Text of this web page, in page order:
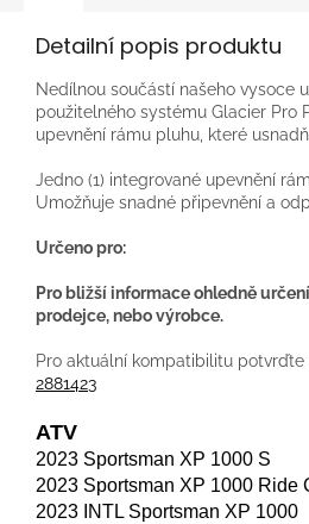
Detailní popis produktu
Nedílnou součástí našeho vysoce
použitelného systému Glacier Pro
upevnění rámu pluhu, které
Jedno (1) integrované upevnění
Umožňuje snadné připevnění a
Určeno pro:
Pro bližší informace ohledně
prodejce, nebo výrobce.
Pro aktuální kompatibilitu
2881423
ATV
2023 Sportsman XP 1000 S
2023 Sportsman XP 1000 Ride
2023 INTL Sportsman XP 1000